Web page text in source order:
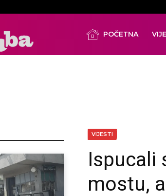
POČETNA
VIJESTI
Ispucali
mostu,